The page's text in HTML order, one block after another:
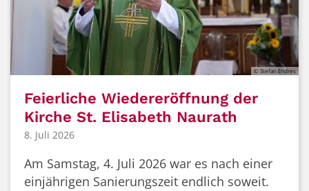
© Stefan Endres
Feierliche Wiedereröffnung der
Kirche St. Elisabeth Naurath
8. Juli 2026
Am Samstag, 4. Juli 2026 war es nach einer
einjährigen Sanierungszeit endlich soweit.